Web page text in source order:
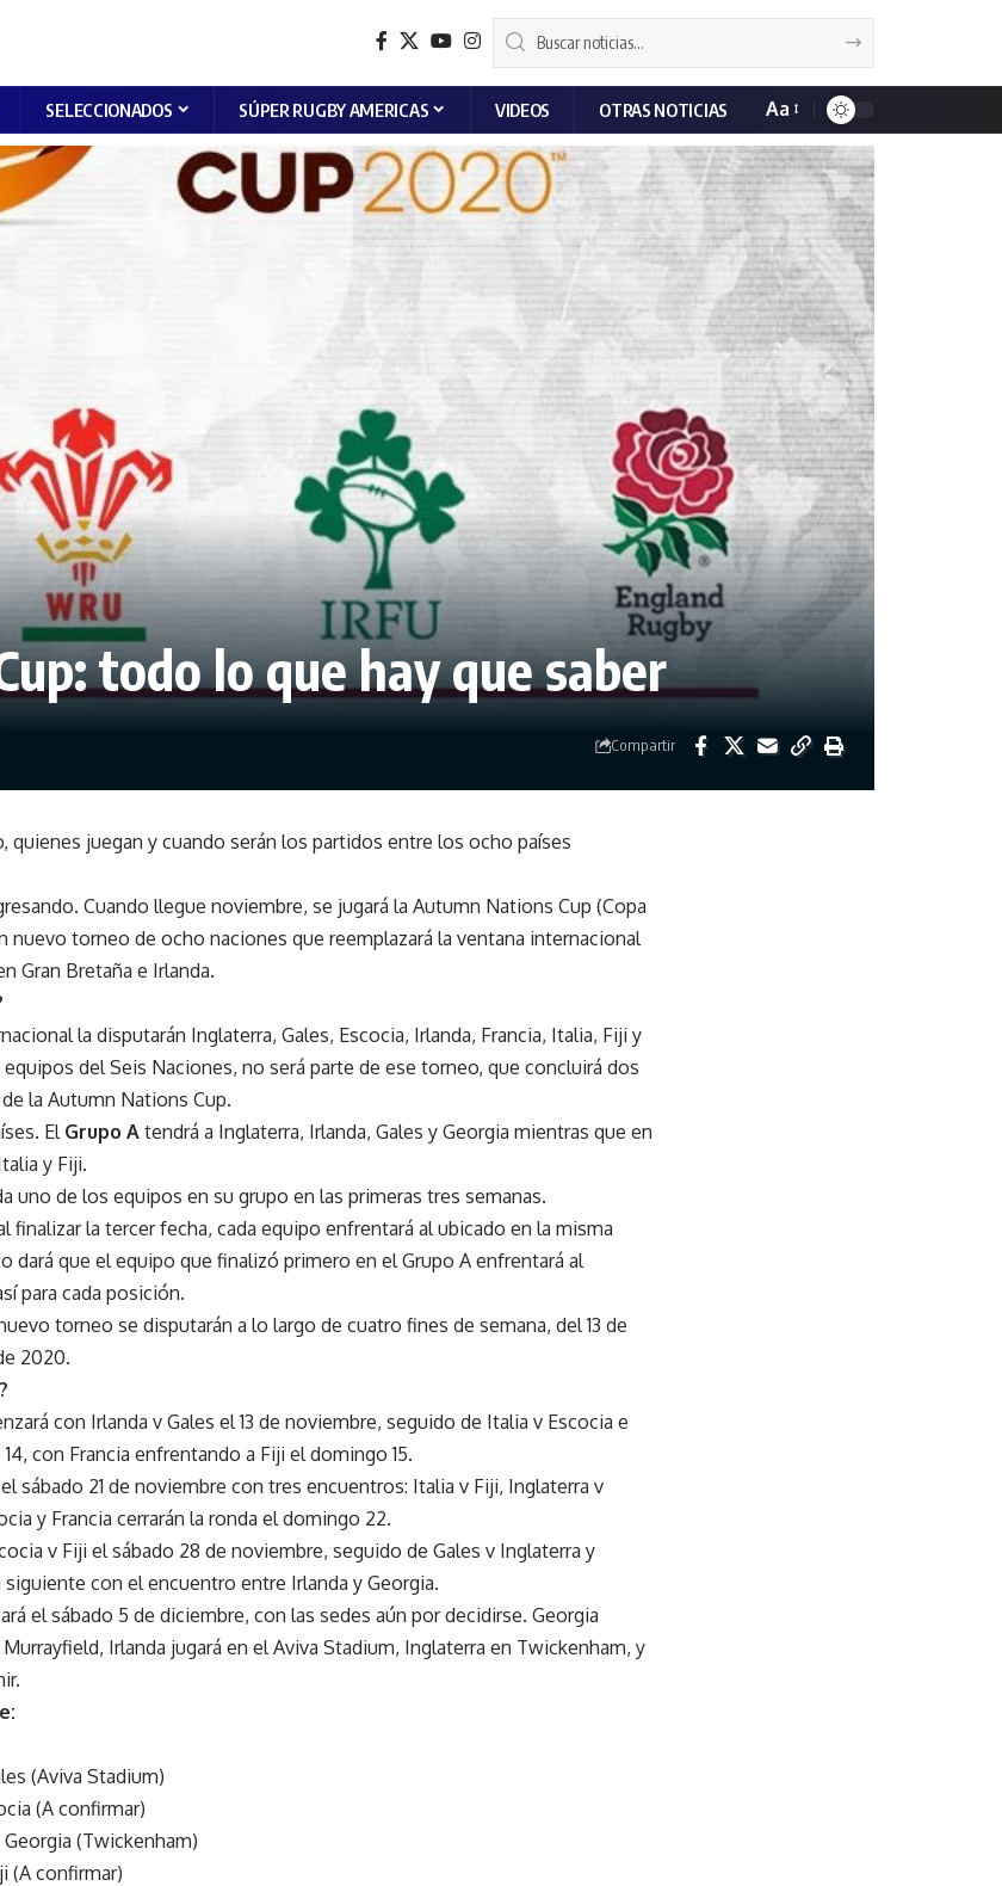
SELECCIONADOS SÚPER RUGBY AMERICAS VIDEOS OTRAS NOTICIAS Aa
todo lo que hay que saber
Compartir
quienes juegan y cuando serán los partidos entre los ocho países
Cuando llegue noviembre, se jugará la Autumn Nations Cup (Copa
nuevo torneo de ocho naciones que reemplazará la ventana internacional
Gran Bretaña e Irlanda.
la disputarán Inglaterra, Gales, Escocia, Irlanda, Francia, Italia, Fiji y
del Seis Naciones, no será parte de ese torneo, que concluirá dos
la Autumn Nations Cup.
El Grupo A tendrá a Inglaterra, Irlanda, Gales y Georgia mientras que en
y Fiji.
uno de los equipos en su grupo en las primeras tres semanas.
finalizar la tercer fecha, cada equipo enfrentará al ubicado en la misma
dará que el equipo que finalizó primero en el Grupo A enfrentará al
para cada posición.
torneo se disputarán a lo largo de cuatro fines de semana, del 13 de
2020.
con Irlanda v Gales el 13 de noviembre, seguido de Italia v Escocia e
con Francia enfrentando a Fiji el domingo 15.
sábado 21 de noviembre con tres encuentros: Italia v Fiji, Inglaterra v
y Francia cerrarán la ronda el domingo 22.
v Fiji el sábado 28 de noviembre, seguido de Gales v Inglaterra y
siguiente con el encuentro entre Irlanda y Georgia.
el sábado 5 de diciembre, con las sedes aún por decidirse. Georgia
Irlanda jugará en el Aviva Stadium, Inglaterra en Twickenham, y
(Aviva Stadium)
(A confirmar)
(Twickenham)
(A confirmar)